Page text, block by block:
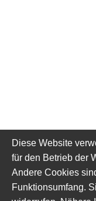
Diese Website
für den Betrieb der
Andere Cookies
Funktionsumfang.